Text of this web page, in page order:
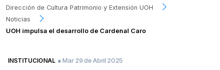
Dirección de Cultura Patrimonio y Extensión UOH
Noticias
UOH impulsa el desarrollo de Cardenal Caro
INSTITUCIONAL ● Mar 29 de Abril 2025